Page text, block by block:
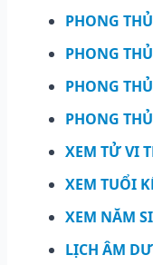
PHONG
PHONG
PHONG
PHONG
XEM TỬ VI
XEM TUỔI
XEM NĂM
LỊCH ÂM